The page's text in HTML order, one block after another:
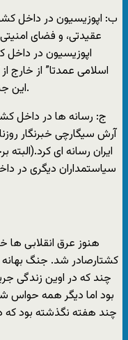
ب: اپوزيسيون در داخل
عقيدتی، و فضای
اپوزيسيون در
اسلامی عمدتا” از خارج
اين جنايت را به اطلاع بخشی از مردم رسانده اند.
ايران رسانه ای کرد.(البته
سياستمداران ديگری در
کشتارصادر شد. جنگ
چند که در اوين زندگی
بود اما ديگر همه حواس
چند هفته نگذشته بود که